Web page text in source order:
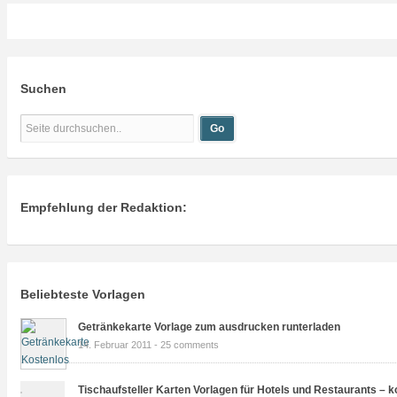
Suchen
Empfehlung der Redaktion:
Beliebteste Vorlagen
Getränkekarte Vorlage zum ausdrucken runterladen
14. Februar 2011 - 25 comments
Tischaufsteller Karten Vorlagen für Hotels und Restaurants –